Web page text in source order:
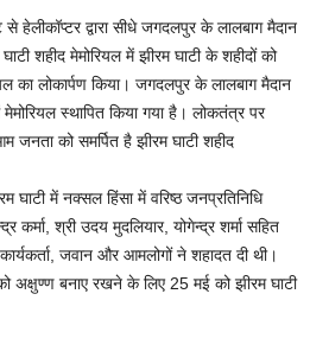
द्वारा सीधे जगदलपुर के लालबाग मैदान
शहीद मेमोरियल में झीरम घाटी के शहीदों को
का लोकार्पण किया। जगदलपुर के लालबाग मैदान
स्थापित किया गया है। लोकतंत्र पर
को समर्पित है झीरम घाटी शहीद
में नक्सल हिंसा में वरिष्ठ जनप्रतिनिधि
कर्मा, श्री उदय मुदलियार, योगेन्द्र शर्मा सहित
जवान और आमलोगों ने शहादत दी थी।
अक्षुण्ण बनाए रखने के लिए 25 मई को झीरम घाटी